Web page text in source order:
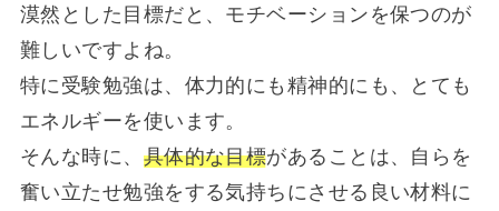
漠然とした目標だと、モチベーションを保つのが
難しいですよね。
特に受験勉強は、体力的にも精神的にも、とても
エネルギーを使います。
そんな時に、 具体的な目標があることは、自らを
奮い立たせ勉強をする気持ちにさせる良い材料に